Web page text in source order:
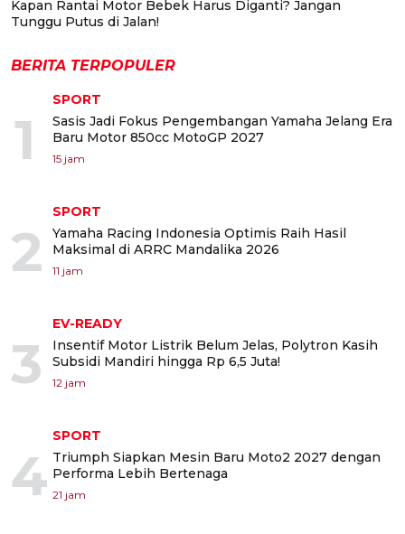
Kapan Rantai Motor Bebek Harus Diganti? Jangan
Tunggu Putus di Jalan!
BERITA TERPOPULER
1
SPORT
Sasis Jadi Fokus Pengembangan Yamaha Jelang Era
Baru Motor 850cc MotoGP 2027
15 jam
2
SPORT
Yamaha Racing Indonesia Optimis Raih Hasil
Maksimal di ARRC Mandalika 2026
11 jam
3
EV-READY
Insentif Motor Listrik Belum Jelas, Polytron Kasih
Subsidi Mandiri hingga Rp 6,5 Juta!
12 jam
4
SPORT
Triumph Siapkan Mesin Baru Moto2 2027 dengan
Performa Lebih Bertenaga
21 jam